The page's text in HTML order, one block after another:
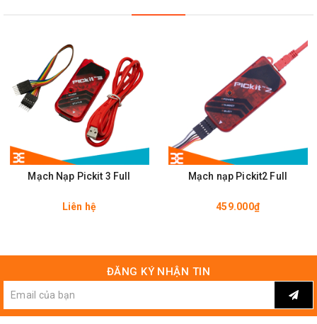
Brand: Microchip Technology
Data ROM Size:
Data ROM Type: Flash
11.53 mm
Minimum Operating
Mạch Nạp Pickit 3 Full
Liên hệ
Mạch nạp Pickit2 Full
459.000₫
ĐĂNG KÝ NHẬN TIN